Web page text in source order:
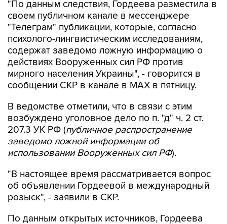
"Телеграм" публикации, которые, согласно
психолого-лингвистическим исследованиям,
содержат заведомо ложную информацию о
действиях Вооруженных сил РФ против
мирного населения Украины", - говорится в
сообщении СКР в канале в MAX в пятницу.
В ведомстве отметили, что в связи с этим
207.3 УК РФ ( публичное распространение
заведомо ложной информации об
использовании Вооруженных сил РФ).
"В настоящее время рассматривается вопрос
розыск", - заявили в СКР.
По данным открытых источников, Гордеева